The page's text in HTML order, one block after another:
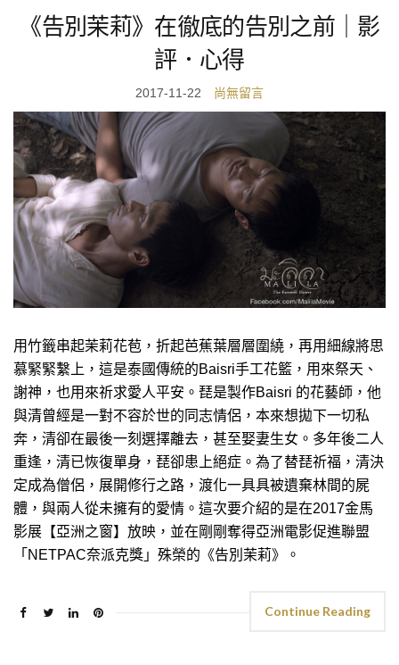
《告別茉莉》在徹底的告別之前｜影
評．心得
2017-11-22 尚無留言
用竹籤串起茉莉花苞，折起芭蕉葉層層圍繞，再用細線將思
慕緊緊繫上，這是泰國傳統的Baisri手工花籃，用來祭天、
謝神，也用來祈求愛人平安。琵是製作Baisri 的花藝師，他
與清曾經是一對不容於世的同志情侶，本來想拋下一切私
奔，清卻在最後一刻選擇離去，甚至娶妻生女。多年後二人
重逢，清已恢復單身，琵卻患上絕症。為了替琵祈福，清決
定成為僧侶，展開修行之路，渡化一具具被遺棄林間的屍
體，與兩人從未擁有的愛情。這次要介紹的是在2017金馬
影展【亞洲之窗】放映，並在剛剛奪得亞洲電影促進聯盟
「NETPAC奈派克獎」殊榮的《告別茉莉》。
Continue Reading